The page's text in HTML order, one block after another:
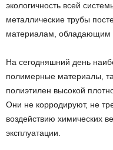
экологичность всей
металлические трубы
материалам, обладающим
На сегодняшний день
полимерные материалы,
полиэтилен высокой
Они не корродируют, не
воздействию химических
эксплуатации.